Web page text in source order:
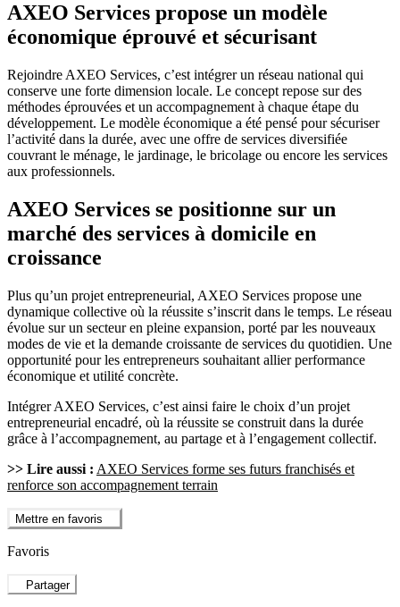
AXEO Services propose un modèle
économique éprouvé et sécurisant
Rejoindre AXEO Services, c’est intégrer un réseau national qui
conserve une forte dimension locale. Le concept repose sur des
méthodes éprouvées et un accompagnement à chaque étape du
développement. Le modèle économique a été pensé pour sécuriser
l’activité dans la durée, avec une offre de services diversifiée
couvrant le ménage, le jardinage, le bricolage ou encore les services
aux professionnels.
AXEO Services se positionne sur un
marché des services à domicile en
croissance
Plus qu’un projet entrepreneurial, AXEO Services propose une
dynamique collective où la réussite s’inscrit dans le temps. Le réseau
évolue sur un secteur en pleine expansion, porté par les nouveaux
modes de vie et la demande croissante de services du quotidien. Une
opportunité pour les entrepreneurs souhaitant allier performance
économique et utilité concrète.
Intégrer AXEO Services, c’est ainsi faire le choix d’un projet
entrepreneurial encadré, où la réussite se construit dans la durée
grâce à l’accompagnement, au partage et à l’engagement collectif.
>> Lire aussi : AXEO Services forme ses futurs franchisés et
renforce son accompagnement terrain
Mettre en favoris
Favoris
Partager